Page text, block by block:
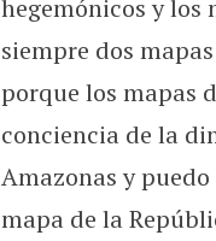
hegemónicos y los
siempre dos
porque los mapas
conciencia de la
Amazonas y
mapa de la